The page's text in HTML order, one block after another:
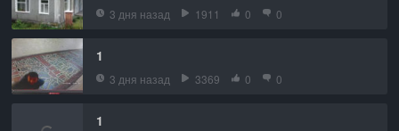
3 дня назад 1911 0 0
1
3 дня назад 3369 0 0
1